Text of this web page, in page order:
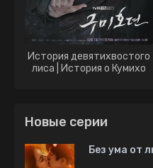
История девятихвостого
лиса | История о Кумихо
Новые серии
Без ума от